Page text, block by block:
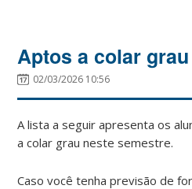
Aptos a colar grau
02/03/2026 10:56
A lista a seguir apresenta os
a colar grau neste semestre.
Caso você tenha previsão de